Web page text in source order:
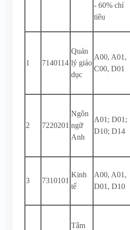
- 60% chỉ
tiêu
1 7140114
Quản
lý giáo
dục
A00, A01,
C00, D01
2 7220201
Ngôn
ngữ
Anh
A01; D01;
D10; D14
3 7310101
Kinh
tế
A00, A01,
D01, D10
Tâm